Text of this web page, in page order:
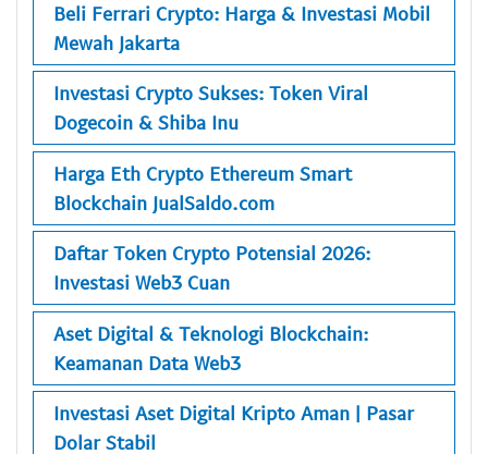
Beli Ferrari Crypto: Harga & Investasi Mobil
Mewah Jakarta
Investasi Crypto Sukses: Token Viral
Dogecoin & Shiba Inu
Harga Eth Crypto Ethereum Smart
Blockchain JualSaldo.com
Daftar Token Crypto Potensial 2026:
Investasi Web3 Cuan
Aset Digital & Teknologi Blockchain:
Keamanan Data Web3
Investasi Aset Digital Kripto Aman | Pasar
Dolar Stabil